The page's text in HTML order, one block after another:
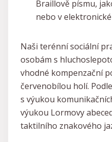
Braillově písmu,
nebo v
Naši terénní sociální
osobám s
vhodné kompenzační
červenobílou holí.
s výukou
výukou Lormovy
taktilního znakového